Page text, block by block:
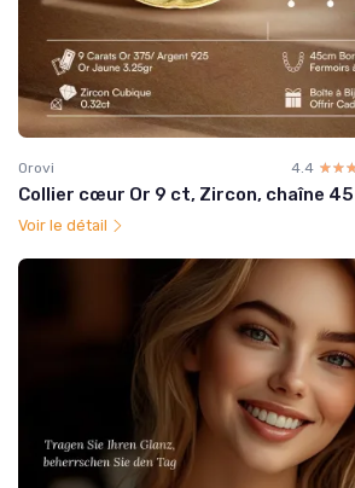
Orovi 4.4
Collier cœur Or 9 ct, Zircon, chaîne
Voir le détail